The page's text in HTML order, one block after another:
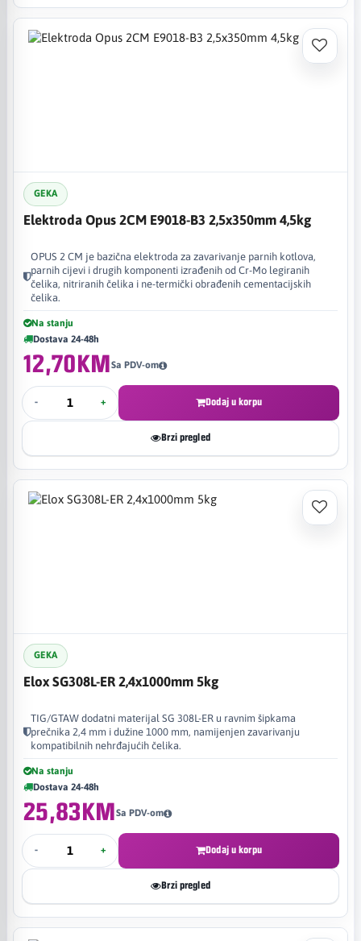
GEKA
Elektroda Opus 2CM E9018-B3 2,5x350mm 4,5kg
OPUS 2 CM je bazična elektroda za zavarivanje parnih kotlova,
parnih cijevi i drugih komponenti izrađenih od Cr-Mo legiranih
čelika, nitriranih čelika i ne-termički obrađenih cementacijskih
čelika.
Na stanju
Dostava 24-48h
12,70KMSa PDV-om
- + Dodaj u korpu
Brzi pregled
GEKA
Elox SG308L-ER 2,4x1000mm 5kg
TIG/GTAW dodatni materijal SG 308L-ER u ravnim šipkama
prečnika 2,4 mm i dužine 1000 mm, namijenjen zavarivanju
kompatibilnih nehrđajućih čelika.
Na stanju
Dostava 24-48h
25,83KMSa PDV-om
- + Dodaj u korpu
Brzi pregled